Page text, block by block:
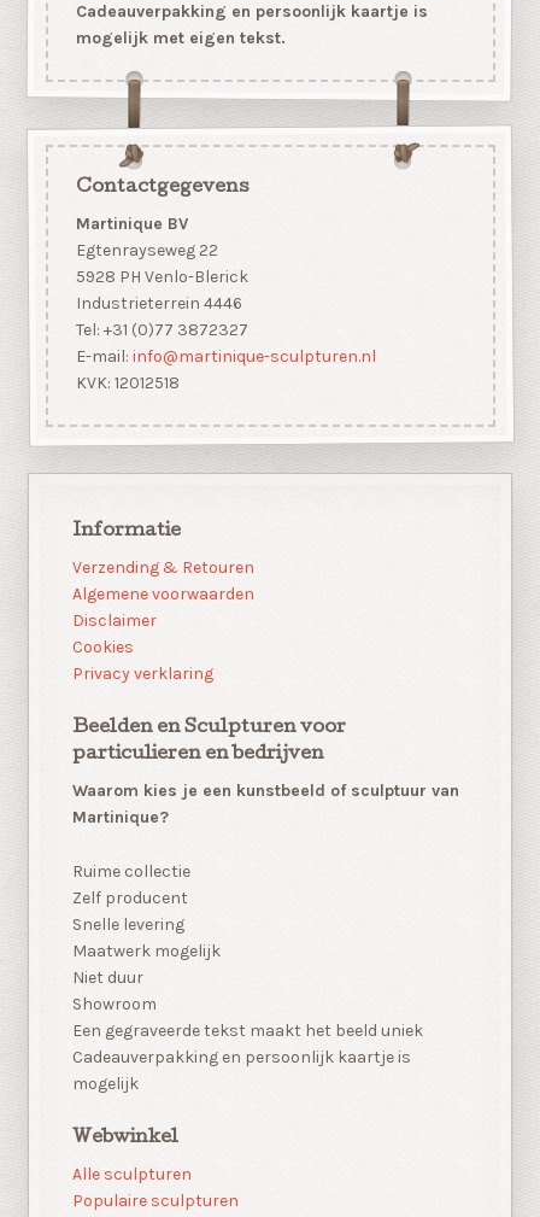
Cadeauverpakking en persoonlijk kaartje is
mogelijk met eigen tekst.
Contactgegevens
Martinique BV
Egtenrayseweg 22
5928 PH Venlo-Blerick
Industrieterrein 4446
Tel: +31 (0)77 3872327
E-mail: info@martinique-sculpturen.nl
KVK: 12012518
Informatie
Verzending & Retouren
Algemene voorwaarden
Disclaimer
Cookies
Privacy verklaring
Beelden en Sculpturen voor
particulieren en bedrijven
Waarom kies je een kunstbeeld of sculptuur van
Martinique?
Ruime collectie
Zelf producent
Snelle levering
Maatwerk mogelijk
Niet duur
Showroom
Een gegraveerde tekst maakt het beeld uniek
Cadeauverpakking en persoonlijk kaartje is
mogelijk
Webwinkel
Alle sculpturen
Populaire sculpturen